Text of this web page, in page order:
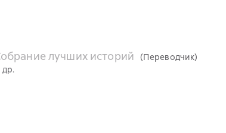
лучших историй
(Переводчик)
др.